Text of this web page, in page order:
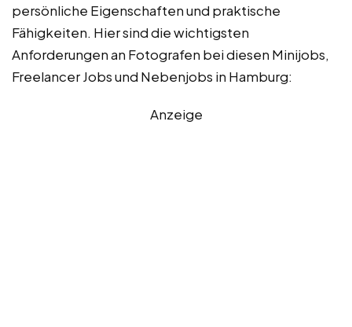
persönliche Eigenschaften und praktische
Fähigkeiten. Hier sind die wichtigsten
Anforderungen an Fotografen bei diesen Minijobs,
Freelancer Jobs und Nebenjobs in Hamburg:
Anzeige